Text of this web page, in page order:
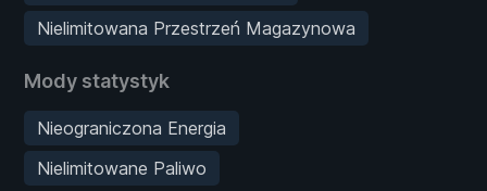
Nielimitowana Przestrzeń Magazynowa
Mody statystyk
Nieograniczona Energia
Nielimitowane Paliwo